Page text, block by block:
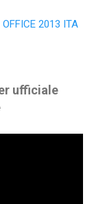
2013 ITA
ufficiale